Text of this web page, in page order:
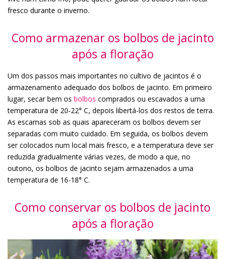
fresco durante o inverno.
Como armazenar os bolbos de jacinto
após a floração
Um dos passos mais importantes no cultivo de jacintos é o
armazenamento adequado dos bolbos de jacinto. Em primeiro
lugar, secar bem os bolbos comprados ou escavados a uma
temperatura de 20-22° C, depois libertá-los dos restos de terra.
As escamas sob as quais apareceram os bolbos devem ser
separadas com muito cuidado. Em seguida, os bolbos devem
ser colocados num local mais fresco, e a temperatura deve ser
reduzida gradualmente várias vezes, de modo a que, no
outono, os bolbos de jacinto sejam armazenados a uma
temperatura de 16-18° C.
Como conservar os bolbos de jacinto
após a floração